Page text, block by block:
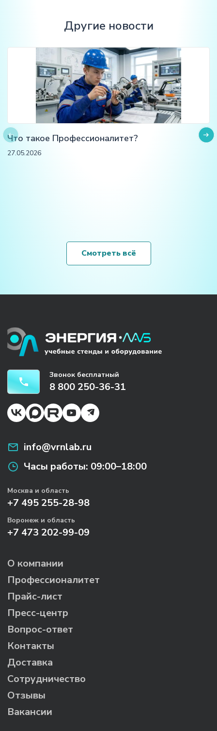
Другие новости
Что такое Профессионалитет?
27.05.2026
Смотреть всё
Звонок бесплатный
8 800 250-36-31
info@vrnlab.ru
Часы работы: 09:00–18:00
Москва и область
+7 495 255-28-98
Воронеж и область
+7 473 202-99-09
О компании
Профессионалитет
Прайс-лист
Пресс-центр
Вопрос-ответ
Контакты
Доставка
Сотрудничество
Отзывы
Вакансии